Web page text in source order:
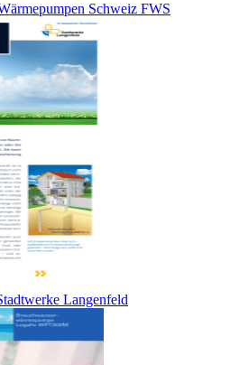
Schweiz FWS
Langenfeld